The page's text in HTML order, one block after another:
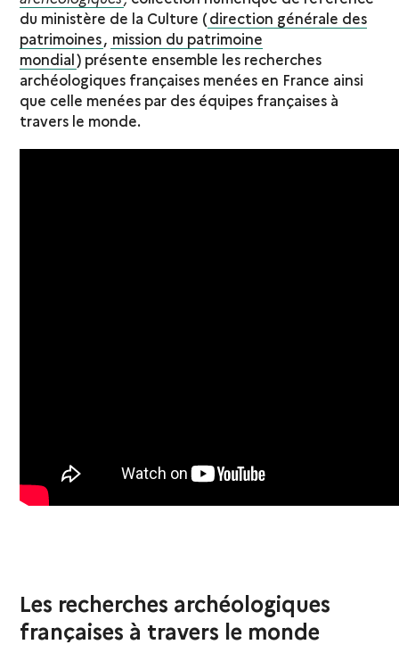
du ministère de la Culture (direction générale des
patrimoines, mission du patrimoine
mondial) présente ensemble les recherches
archéologiques françaises menées en France ainsi
que celle menées par des équipes françaises à
travers le monde.
Les recherches archéologiques
françaises à travers le monde